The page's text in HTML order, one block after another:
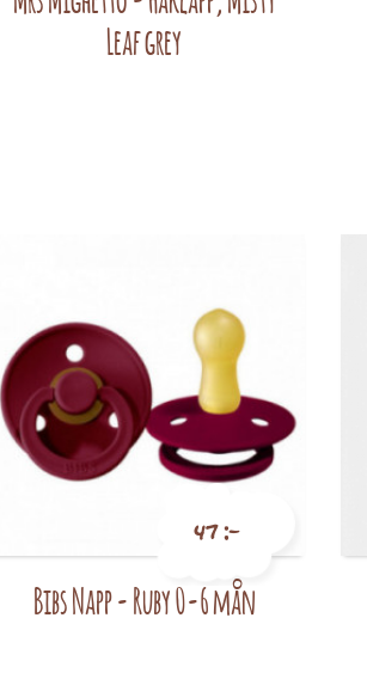
Leaf grey
Pris
47 :-
Bibs Napp - Ruby 0-6 mån